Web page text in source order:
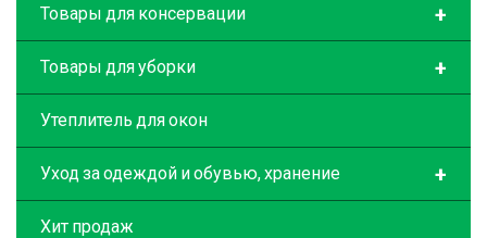
+
Товары для консервации
+
Товары для уборки
Утеплитель для окон
+
Уход за одеждой и обувью, хранение
Хит продаж